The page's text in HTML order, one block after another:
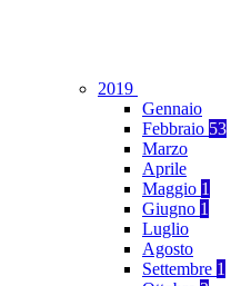
2019
Gennaio
Febbraio 53
Marzo
Aprile
Maggio 1
Giugno 1
Luglio
Agosto
Settembre 1